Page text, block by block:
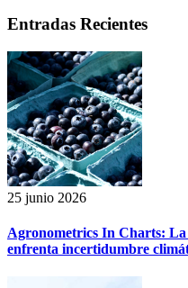
Entradas Recientes
25 junio 2026
Agronometrics In Charts:
enfrenta incertidumbre